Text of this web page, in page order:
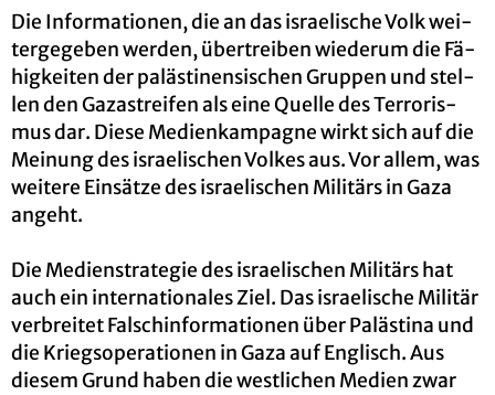
Die In­for­ma­tio­nen, die an das is­rae­li­sche Volk wei­
ter­ge­ge­ben wer­den, über­trei­ben wie­der­um die Fä­
hig­kei­ten der pa­läs­ti­nen­si­schen Grup­pen und stel­
len den Ga­za­strei­fen als eine Quel­le des Ter­ro­ris­
mus dar. Diese Me­di­en­kam­pa­gne wirkt sich auf die
Mei­nung des is­rae­li­schen Vol­kes aus. Vor allem, was
wei­te­re Ein­sät­ze des is­rae­li­schen Mi­li­tärs in Gaza
an­geht.
Die Me­di­en­st­ra­te­gie des is­rae­li­schen Mi­li­tärs hat
auch ein in­ter­na­tio­na­les Ziel. Das is­rae­li­sche Mi­li­tär
ver­brei­tet Falsch­in­for­ma­tio­nen über Pa­läs­ti­na und
die Kriegs­ope­ra­tio­nen in Gaza auf Eng­lisch. Aus
die­sem Grund haben die west­li­chen Me­di­en zwar